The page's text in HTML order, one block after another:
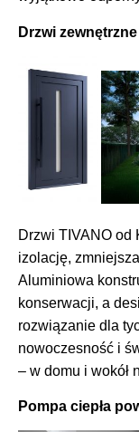
Drzwi
Drzwi TIVANO od
izolację,
Aluminiowa
konserwacji, a
rozwiązanie dla
nowoczesność i
– w domu i wokół
Pompa ciepła